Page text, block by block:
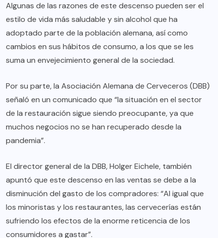
Algunas de las razones de este descenso pueden ser el
estilo de vida más saludable y sin alcohol que ha
adoptado parte de la población alemana, así como
cambios en sus hábitos de consumo, a los que se les
suma un envejecimiento general de la sociedad.
Por su parte, la Asociación Alemana de Cerveceros (DBB)
señaló en un comunicado que “la situación en el sector
de la restauración sigue siendo preocupante, ya que
muchos negocios no se han recuperado desde la
pandemia”.
El director general de la DBB, Holger Eichele, también
apuntó que este descenso en las ventas se debe a la
disminución del gasto de los compradores: “Al igual que
los minoristas y los restaurantes, las cervecerías están
sufriendo los efectos de la enorme reticencia de los
consumidores a gastar”.